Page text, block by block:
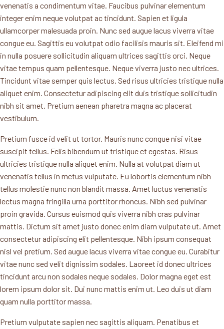
venenatis a condimentum vitae. Faucibus pulvinar elementum
integer enim neque volutpat ac tincidunt. Sapien et ligula
ullamcorper malesuada proin. Nunc sed augue lacus viverra vitae
congue eu. Sagittis eu volutpat odio facilisis mauris sit. Eleifend mi
in nulla posuere sollicitudin aliquam ultrices sagittis orci. Neque
vitae tempus quam pellentesque. Neque viverra justo nec ultrices.
Tincidunt vitae semper quis lectus. Sed risus ultricies tristique nulla
aliquet enim. Consectetur adipiscing elit duis tristique sollicitudin
nibh sit amet. Pretium aenean pharetra magna ac placerat
vestibulum.
Pretium fusce id velit ut tortor. Mauris nunc congue nisi vitae
suscipit tellus. Felis bibendum ut tristique et egestas. Risus
ultricies tristique nulla aliquet enim. Nulla at volutpat diam ut
venenatis tellus in metus vulputate. Eu lobortis elementum nibh
tellus molestie nunc non blandit massa. Amet luctus venenatis
lectus magna fringilla urna porttitor rhoncus. Nibh sed pulvinar
proin gravida. Cursus euismod quis viverra nibh cras pulvinar
mattis. Dictum sit amet justo donec enim diam vulputate ut. Amet
consectetur adipiscing elit pellentesque. Nibh ipsum consequat
nisl vel pretium. Sed augue lacus viverra vitae congue eu. Curabitur
vitae nunc sed velit dignissim sodales. Laoreet id donec ultrices
tincidunt arcu non sodales neque sodales. Dolor magna eget est
lorem ipsum dolor sit. Dui nunc mattis enim ut. Leo duis ut diam
quam nulla porttitor massa.
Pretium vulputate sapien nec sagittis aliquam. Penatibus et